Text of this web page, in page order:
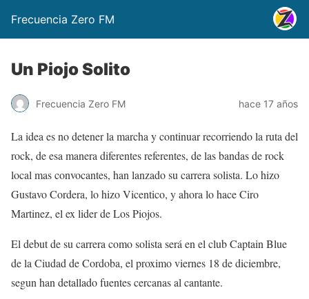
Frecuencia Zero FM
Un Piojo Solito
Frecuencia Zero FM hace 17 años
La idea es no detener la marcha y continuar recorriendo la ruta del
rock, de esa manera diferentes referentes, de las bandas de rock
local mas convocantes, han lanzado su carrera solista. Lo hizo
Gustavo Cordera, lo hizo Vicentico, y ahora lo hace Ciro
Martinez, el ex lider de Los Piojos.
El debut de su carrera como solista será en el club Captain Blue
de la Ciudad de Cordoba, el proximo viernes 18 de diciembre,
segun han detallado fuentes cercanas al cantante.